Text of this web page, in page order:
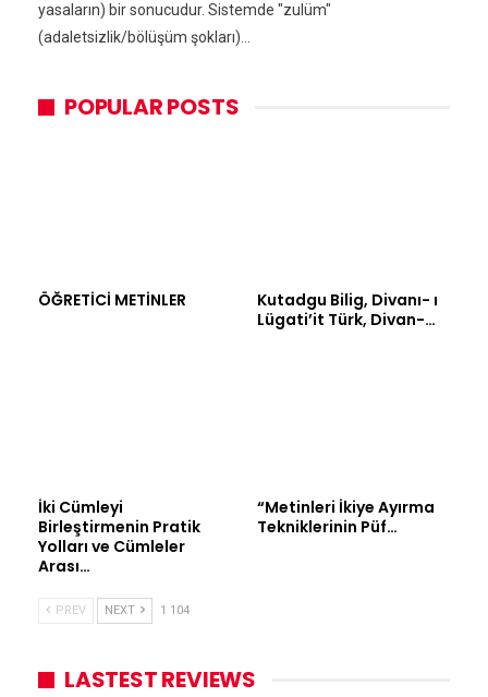
yasaların) bir sonucudur. Sistemde "zulüm"
(adaletsizlik/bölüşüm şokları)…
POPULAR POSTS
ÖĞRETİCİ METİNLER
Kutadgu Bilig, Divanı- ı
Lügati’it Türk, Divan-…
İki Cümleyi
Birleştirmenin Pratik
Yolları ve Cümleler
Arası…
“Metinleri İkiye Ayırma
Tekniklerinin Püf…
PREV NEXT 1 104
LASTEST REVIEWS